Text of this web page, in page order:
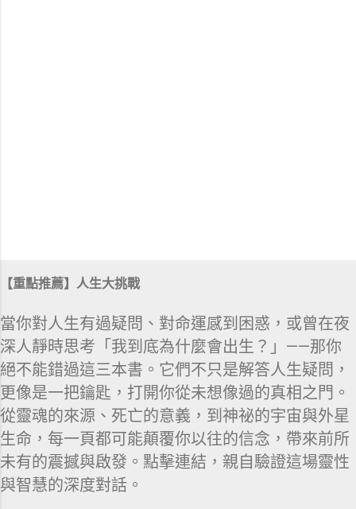
【重點推薦】人生大挑戰
當你對人生有過疑問、對命運感到困惑，或曾在夜
深人靜時思考「我到底為什麼會出生？」——那你
絕不能錯過這三本書。它們不只是解答人生疑問，
更像是一把鑰匙，打開你從未想像過的真相之門。
從靈魂的來源、死亡的意義，到神祕的宇宙與外星
生命，每一頁都可能顛覆你以往的信念，帶來前所
未有的震撼與啟發。點擊連結，親自驗證這場靈性
與智慧的深度對話。